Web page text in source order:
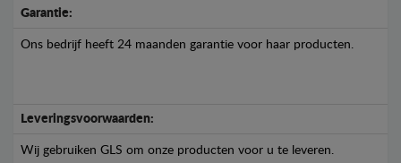
Garantie:
Ons bedrijf heeft 24 maanden garantie voor haar producten.
Leveringsvoorwaarden:
Wij gebruiken GLS om onze producten voor u te leveren.